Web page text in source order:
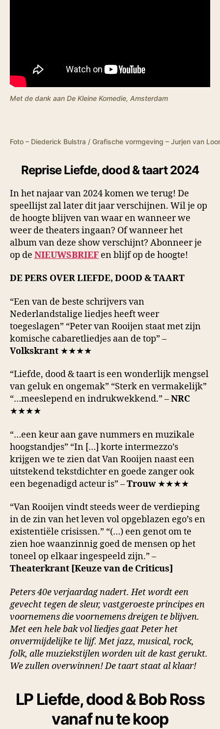
Met de dank aan De Kleine Komedie, Amsterdam
Foto – Diederick Bulstra / Grafische vormgeving – Jurjen van
Reprise Liefde, dood & taart 2024
In het najaar van 2024 komen we terug! De
speellijst zal later dit jaar verschijnen. Wil je op
de hoogte blijven van waar en wanneer we
weer de theaters ingaan? Of wanneer het
album van deze show verschijnt? Abonneer je
op de NIEUWSBRIEF en blijf op de hoogte!
DE PERS OVER LIEFDE, DOOD & TAART
“Een van de beste schrijvers van
Nederlandstalige liedjes heeft weer
toegeslagen” “Peter van Rooijen staat met zijn
komische cabaretliedjes aan de top” –
Volkskrant ★★★★
“Liefde, dood & taart is een wonderlijk mengsel
van geluk en ongemak” “Sterk en vermakelijk”
“…meeslepend en indrukwekkend.” –NRC
★★★★
“…een keur aan gave nummers en muzikale
hoogstandjes” “In […] korte intermezzo’s
krijgen we te zien dat Van Rooijen naast een
uitstekend tekstdichter en goede zanger ook
een begenadigd acteur is” –Trouw★★★★
“Van Rooijen vindt steeds weer de verdieping
in de zin van het leven vol opgeblazen ego’s en
existentiële crisissen.” “(…) een genot om te
zien hoe waanzinnig goed de mensen op het
toneel op elkaar ingespeeld zijn.” –
Theaterkrant [Keuze van de Criticus]
Peters 40e verjaardag nadert. Het wordt een
gevecht tegen de sleur, vastgeroeste principes en
voornemens die voornemens dreigen te blijven.
Met een hele bak vol liedjes gaat Peter het
onvermijdelijke te lijf. Met jazz, musical, rock,
folk, alle muziekstijlen worden uit de kast gerukt.
We zullen overwinnen! De taart staat al klaar!
LP Liefde, dood & Bob Ross
vanaf nu te koop